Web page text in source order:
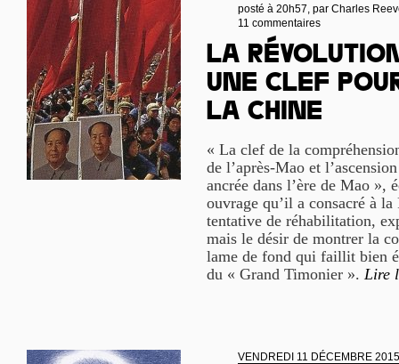
posté à 20h57, par Charles
11 commentaires
La
une clef
la Chine
« La clef de la
de l’après-Mao et
ancrée dans l’ère de Mao »,
ouvrage qu’il a consacré à
tentative de réhabilitation,
mais le désir de montrer la
lame de fond qui faillit bien
du « Grand Timonier ». Lire
VENDREDI 11 DÉCEMBRE 2015